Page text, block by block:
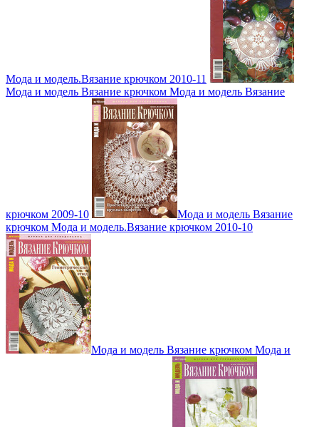
Мода и модель.Вязание крючком 2010-11
Мода и модель Вязание крючком Мода и модель Вязание
крючком 2009-10
Мода и модель Вязание
крючком Мода и модель.Вязание крючком 2010-10
Мода и модель Вязание крючком Мода и